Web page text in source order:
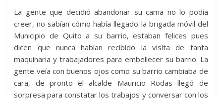
La gente que decidió abandonar su cama no lo podía
creer, no sabían cómo había llegado la brigada móvil del
Municipio de Quito a su barrio, estaban felices pues
dicen que nunca habían recibido la visita de tanta
maquinaria y trabajadores para embellecer su barrio. La
gente veía con buenos ojos como su barrio cambiaba de
cara, de pronto el alcalde Mauricio Rodas llegó de
sorpresa para constatar los trabajos y conversar con los